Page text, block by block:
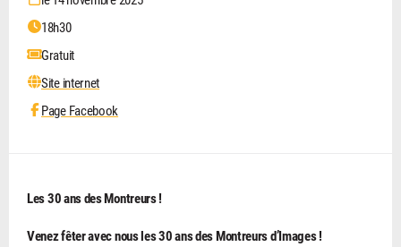
18h30
Gratuit
Site internet
Page Facebook
Les 30 ans des Montreurs !
Venez fêter avec nous les 30 ans des Montreurs d’Images !